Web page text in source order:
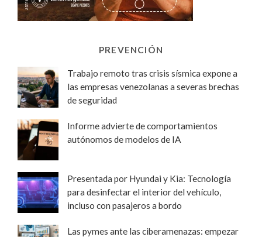
PREVENCIÓN
Trabajo remoto tras crisis sísmica expone a
las empresas venezolanas a severas brechas
de seguridad
Informe advierte de comportamientos
autónomos de modelos de IA
Presentada por Hyundai y Kia: Tecnología
para desinfectar el interior del vehículo,
incluso con pasajeros a bordo
Las pymes ante las ciberamenazas: empezar